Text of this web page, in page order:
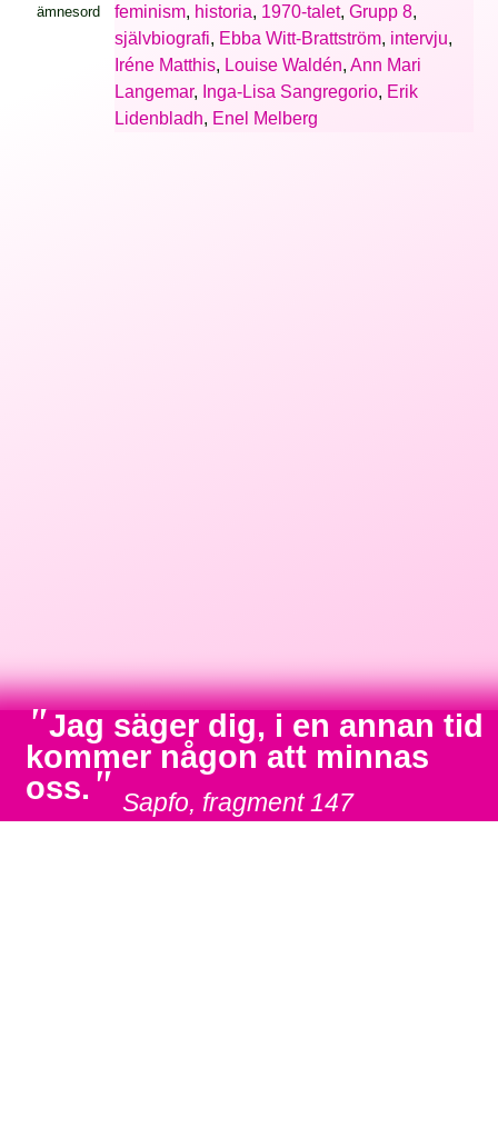
ämnesord feminism, historia, 1970-talet, Grupp 8,
självbiografi, Ebba Witt-Brattström, intervju,
Iréne Matthis, Louise Waldén, Ann Mari
Langemar, Inga-Lisa Sangregorio, Erik
Lidenbladh, Enel Melberg
"Jag säger dig, i en annan tid
kommer någon att minnas
oss." Sapfo, fragment 147